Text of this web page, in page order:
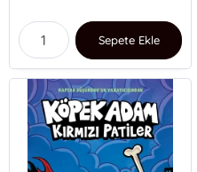
Sepete Ekle